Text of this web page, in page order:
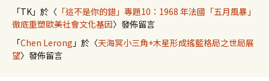
「TK 」於〈 「這不是你的錯」專題10：1968 年法國「五月風暴」
徹底重塑歐美社會文化基因〉發佈留言
「Chen Lerong 」於〈天海冥小三角+木星形成搖籃格局之世局展
望〉發佈留言